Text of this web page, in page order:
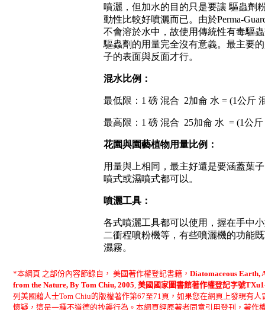
噴灑，但加水的目的只是要讓 驅蟲劑
動性比較好噴灑而已。由於Perma-
不會溶於水中，故使用傳統性有毒驅
驅蟲劑的用量完全沒有意義。最主要
子的表面與反面才行。
混水比例：
最低限： 1 磅 混合 2加侖 水 = (1公斤
最高限： 1 磅 混合 25加侖 水 = (1公
花園與園藝植物用量比例：
用量與上相同，最主好還是要涵蓋葉
噴式或濕噴式都可以。
噴灑工具：
各式噴灑工具都可以使用，握在手中
二衝程噴粉機等，有些噴灑機的功能
濕霧。
*本網頁 之部份內容節錄自， 美國著作權登記書籍， Diatomaceous Earth,
from the Nature, By Tom Chiu, 2005, 美國國家圖書館著作權登記字號
列美國藉人士Tom Chiu的版權著作第67至71頁，如果您在網頁上發現有
懷疑，這是一種不道德的抄襲行為。本網頁經原著者同意引用登刊，著作